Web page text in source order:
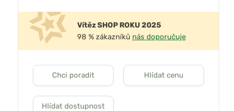
Vítěz SHOP ROKU 2025
98 % zákazníků nás doporučuje
Chci poradit Hlídat cenu
Hlídat dostupnost